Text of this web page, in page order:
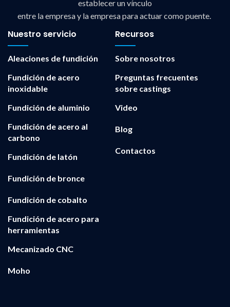
establecer un vínculo
entre la empresa y la empresa para actuar como puente.
Nuestro servicio
Aleaciones de fundición
Fundición de acero
inoxidable
Fundición de aluminio
Fundición de acero al
carbono
Fundición de latón
Fundición de bronce
Fundición de cobalto
Fundición de acero para
herramientas
Mecanizado CNC
Moho
Recursos
Sobre nosotros
Preguntas frecuentes
sobre castings
Video
Blog
Contactos